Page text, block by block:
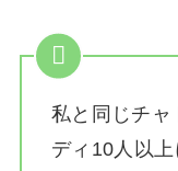
私と同じチャ
ディ10人以